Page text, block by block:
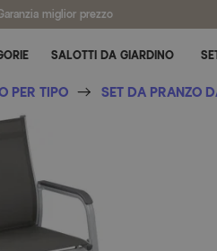
miglior prezzo
SALOTTI DA GIARDINO
PER TIPO SET DA PRANZO